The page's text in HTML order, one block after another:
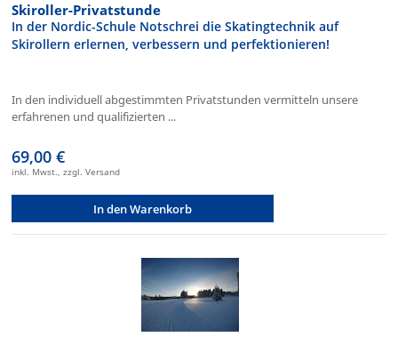
Skiroller-Privatstunde
In der Nordic-Schule Notschrei die Skatingtechnik auf
Skirollern erlernen, verbessern und perfektionieren!
In den individuell abgestimmten Privatstunden vermitteln unsere
erfahrenen und qualifizierten ...
69,00 €
inkl. Mwst., zzgl. Versand
In den Warenkorb